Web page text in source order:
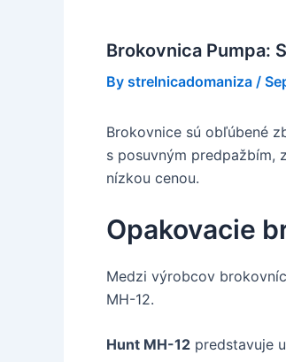
Brokovnica Pumpa:
By strelnicadomaniza /
Brokovnice sú obľúbené
s posuvným predpažbím,
nízkou cenou.
Opakovacie
Medzi výrobcov
MH-12.
Hunt MH-12 predstavuje